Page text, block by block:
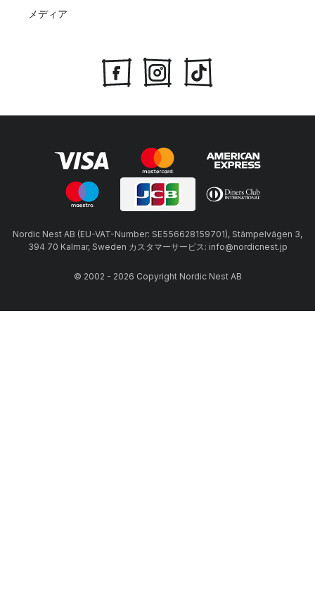
メディア
Nordic Nest AB (EU-VAT-Number: SE556628159701), Stämpelvägen 3,
394 70 Kalmar, Sweden カスタマーサービス: info@nordicnest.jp
© 2002 - 2026 Copyright Nordic Nest AB